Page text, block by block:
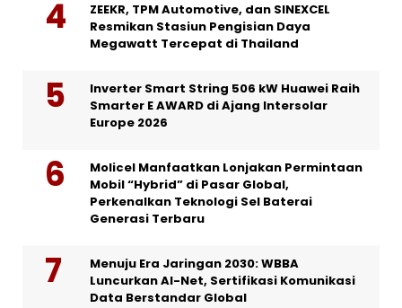
ZEEKR, TPM Automotive, dan SINEXCEL
Resmikan Stasiun Pengisian Daya
Megawatt Tercepat di Thailand
Inverter Smart String 506 kW Huawei Raih
Smarter E AWARD di Ajang Intersolar
Europe 2026
Molicel Manfaatkan Lonjakan Permintaan
Mobil “Hybrid” di Pasar Global,
Perkenalkan Teknologi Sel Baterai
Generasi Terbaru
Menuju Era Jaringan 2030: WBBA
Luncurkan AI-Net, Sertifikasi Komunikasi
Data Berstandar Global